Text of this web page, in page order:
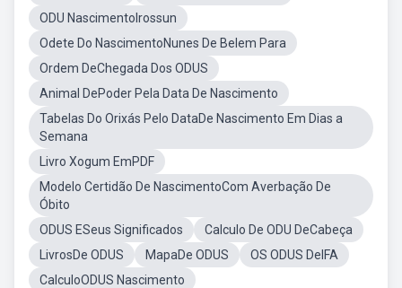
ODU NascimentoIrossun
Odete Do NascimentoNunes De Belem Para
Ordem DeChegada Dos ODUS
Animal DePoder Pela Data De Nascimento
Tabelas Do Orixás Pelo DataDe Nascimento Em Dias a
Semana
Livro Xogum EmPDF
Modelo Certidão De NascimentoCom Averbação De
Óbito
ODUS ESeus Significados
Calculo De ODU DeCabeça
LivrosDe ODUS
MapaDe ODUS
OS ODUS DeIFA
CalculoODUS Nascimento